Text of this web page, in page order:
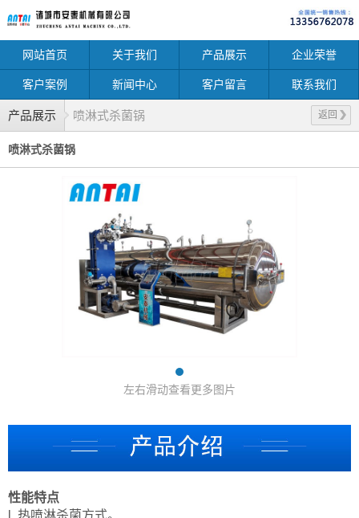
网站首页 关于我们 产品展示 企业荣誉
客户案例 新闻中心 客户留言 联系我们
产品展示 返回
喷淋式杀菌锅
喷淋式杀菌锅
左右滑动查看更多图片
性能特点
l 热喷淋杀菌方式。